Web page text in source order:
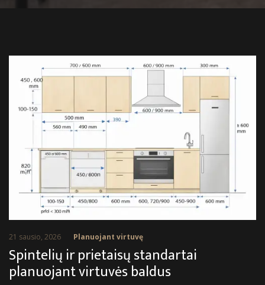
21 sausio, 2026 Planuojant virtuvę
Spintelių ir prietaisų standartai
planuojant virtuvės baldus